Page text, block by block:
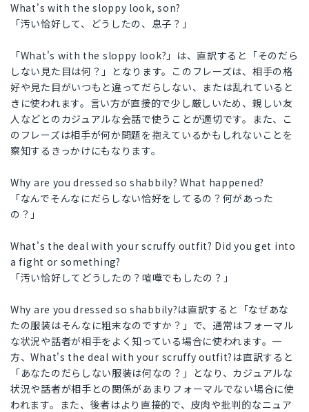
What's with the sloppy look, son?
「汚い恰好して、どうしたの、息子？」
「What's with the sloppy look?」は、直訳すると「そのだら
しない見た目は何？」となります。このフレーズは、相手の格
好や見た目がいつもと違ってだらしない、または乱れていると
きに使われます。言い方が直接的で少し厳しいため、親しい友
人などとのカジュアルな会話で使うことが適切です。また、こ
のフレーズは相手が何か問題を抱えているかもしれないことを
察知するきっかけにもなります。
Why are you dressed so shabbily? What happened?
「なんでそんなにだらしない恰好をしてるの？何があった
の？」
What's the deal with your scruffy outfit? Did you get into
a fight or something?
「汚い恰好してどうしたの？喧嘩でもしたの？」
Why are you dressed so shabbily?は直訳すると「なぜあな
たの服装はそんなに粗末なのですか？」で、通常はフォーマル
な状況や話者が相手をよく知っている場合に使われます。一
方、What's the deal with your scruffy outfit?は直訳すると
「あなたのだらしない服装は何なの？」となり、カジュアルな
状況や話者が相手との関係があまりフォーマルでない場合に使
われます。また、後者はより直接的で、皮肉や批判的なニュア